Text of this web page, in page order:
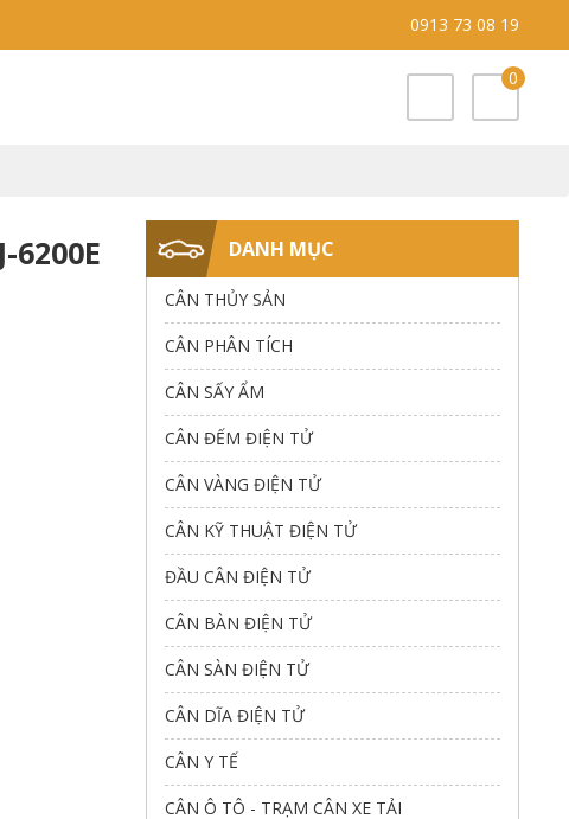
0913 73 08 19
0
DANH MỤC
CÂN THỦY SẢN
CÂN PHÂN TÍCH
CÂN SẤY ẨM
CÂN ĐẾM ĐIỆN TỬ
CÂN VÀNG ĐIỆN TỬ
CÂN KỸ THUẬT ĐIỆN TỬ
ĐẦU CÂN ĐIỆN TỬ
CÂN BÀN ĐIỆN TỬ
CÂN SÀN ĐIỆN TỬ
CÂN DĨA ĐIỆN TỬ
CÂN Y TẾ
CÂN Ô TÔ - TRẠM CÂN XE TẢI